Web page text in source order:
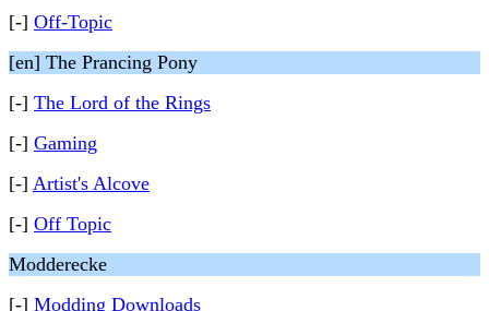
[-] Off-Topic
[en] The Prancing Pony
[-] The Lord of the Rings
[-] Gaming
[-] Artist's Alcove
[-] Off Topic
Modderecke
[-] Modding Downloads